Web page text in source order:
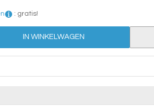
: gratis!
IN WINKELWAGEN